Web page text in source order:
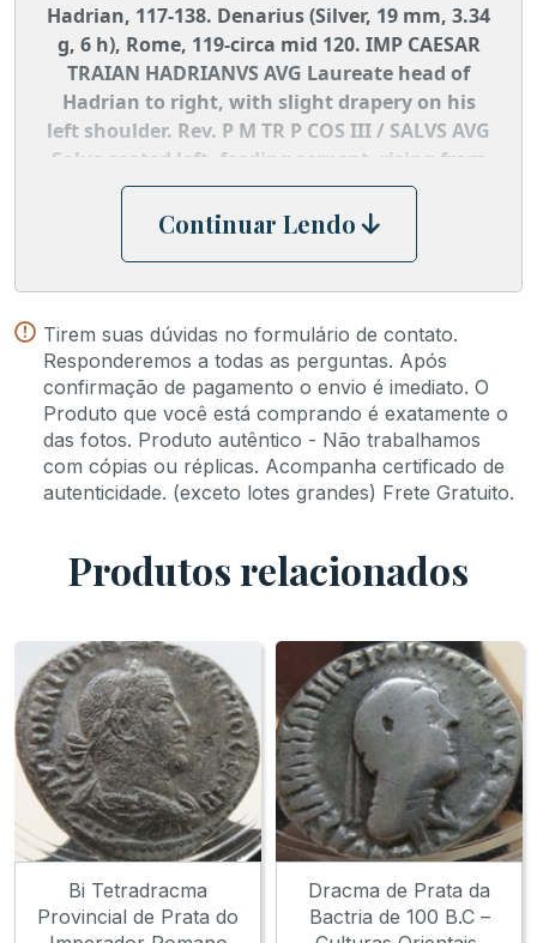
Hadrian, 117-138. Denarius (Silver, 19 mm, 3.34
g, 6 h), Rome, 119-circa mid 120. IMP CAESAR
TRAIAN HADRIANVS AVG Laureate head of
Hadrian to right, with slight drapery on his
left shoulder. Rev. P M TR P COS III / SALVS AVG
Salus seated left, feeding serpent, rising from
altar, out of patera with her right hand and
placing her left elbow on throne. BMC 320.
Continuar Lendo
Tirem suas dúvidas no formulário de contato.
Responderemos a todas as perguntas. Após
confirmação de pagamento o envio é imediato. O
Produto que você está comprando é exatamente o
das fotos. Produto autêntico - Não trabalhamos
com cópias ou réplicas. Acompanha certificado de
autenticidade. (exceto lotes grandes) Frete Gratuito.
Produtos relacionados
Bi Tetradracma
Provincial de Prata do
Dracma de Prata da
Bactria de 100 B.C –